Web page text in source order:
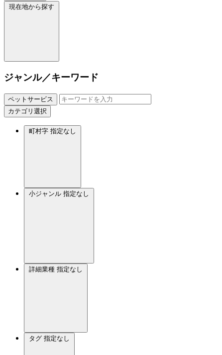
現在地から探す
ジャンル／キーワード
ペットサービス
カテゴリ選択
町村字 指定なし
小ジャンル 指定なし
詳細業種 指定なし
タグ 指定なし